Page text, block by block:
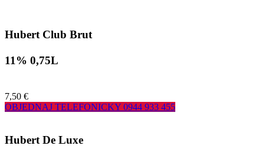
Hubert Club Brut
11% 0,75L
7,50 €
OBJEDNAJ TELEFONICKY 0944 933 455
Hubert De Luxe